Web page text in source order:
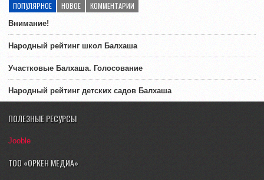
ПОПУЛЯРНОЕ НОВОЕ КОММЕНТАРИИ
Внимание!
Народный рейтинг школ Балхаша
Участковые Балхаша. Голосование
Народный рейтинг детских садов Балхаша
ПОЛЕЗНЫЕ РЕСУРСЫ
Jooble
ТОО «ОРКЕН МЕДИА»